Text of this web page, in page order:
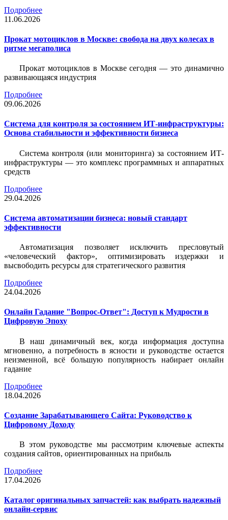
Подробнее
11.06.2026
Прокат мотоциклов в Москве: свобода на двух колесах в
ритме мегаполиса
Прокат мотоциклов в Москве сегодня — это динамично
развивающаяся индустрия
Подробнее
09.06.2026
Система для контроля за состоянием ИТ-инфраструктуры:
Основа стабильности и эффективности бизнеса
Система контроля (или мониторинга) за состоянием ИТ-
инфраструктуры — это комплекс программных и аппаратных
средств
Подробнее
29.04.2026
Система автоматизации бизнеса: новый стандарт
эффективности
Автоматизация позволяет исключить пресловутый
«человеческий фактор», оптимизировать издержки и
высвободить ресурсы для стратегического развития
Подробнее
24.04.2026
Онлайн Гадание "Вопрос-Ответ": Доступ к Мудрости в
Цифровую Эпоху
В наш динамичный век, когда информация доступна
мгновенно, а потребность в ясности и руководстве остается
неизменной, всё большую популярность набирает онлайн
гадание
Подробнее
18.04.2026
Создание Зарабатывающего Сайта: Руководство к
Цифровому Доходу
В этом руководстве мы рассмотрим ключевые аспекты
создания сайтов, ориентированных на прибыль
Подробнее
17.04.2026
Каталог оригинальных запчастей: как выбрать надежный
онлайн-сервис